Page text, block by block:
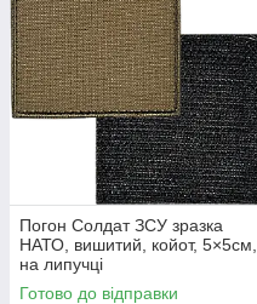
Погон Солдат ЗСУ зразка
НАТО, вишитий, койот, 5×5см,
на липучці
Готово до відправки